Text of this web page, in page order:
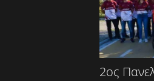
2ος